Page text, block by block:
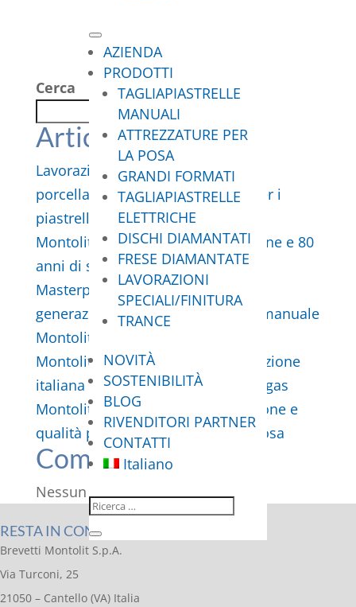
AZIENDA
PRODOTTI
TAGLIAPIASTRELLE
MANUALI
ATTREZZATURE PER
LA POSA
GRANDI FORMATI
TAGLIAPIASTRELLE
ELETTRICHE
DISCHI DIAMANTATI
FRESE DIAMANTATE
LAVORAZIONI
SPECIALI/FINITURA
TRANCE
NOVITÀ
SOSTENIBILITÀ
BLOG
RIVENDITORI PARTNER
CONTATTI
Italiano
Cerca
Articoli recenti
Lavorazioni con lastre in gres
porcellanato: la nuova frontiera per i
piastrellisti
Montolit a Cersaie 2026: innovazione e 80
anni di storia
Masterpiuma P5 ITALICA: la nuova
generazione della tagliapiastrelle manuale
Montolit
Montolit celebra 80 anni di innovazione
italiana al Coverings 2026 a Las Vegas
Montolit al Cersaie 2025: innovazione e
qualità per i professionisti della posa
Commenti recenti
Nessun commento da mostrare.
RESTA IN CONTATTO
Brevetti Montolit S.p.A.
Via Turconi, 25
21050 – Cantello (VA) Italia